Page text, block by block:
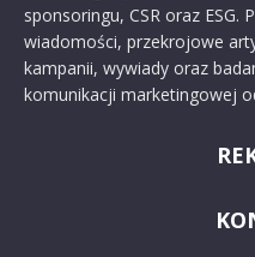
sponsoringu, CSR oraz ESG.
wiadomości, przekrojowe
kampanii, wywiady oraz
komunikacji marketingowej